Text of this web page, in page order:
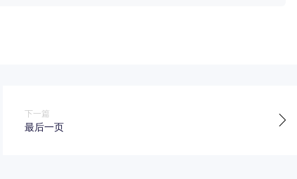
下一篇
最后一页